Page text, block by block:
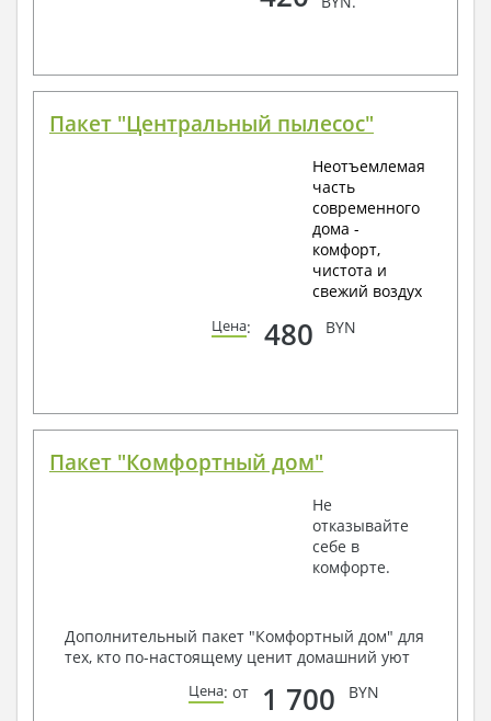
Пакет "Центральный пылесос"
Неотъемлемая
часть
современного
дома -
комфорт,
чистота и
свежий воздух
Цена: 480 BYN
Пакет "Комфортный дом"
Не
отказывайте
себе в
комфорте.
Дополнительный пакет "Комфортный дом" для
тех, кто по-настоящему ценит домашний уют
Цена: от 1 700 BYN